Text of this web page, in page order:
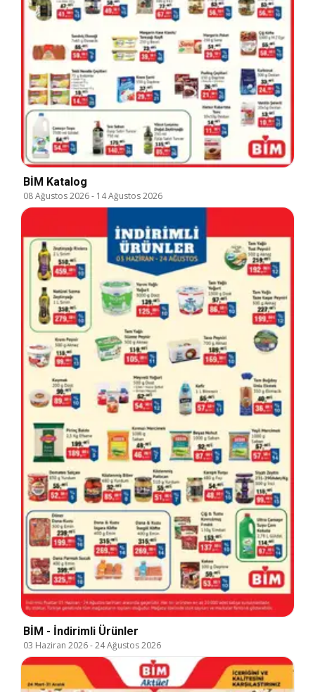
BİM Katalog
08 Ağustos 2026- 14 Ağustos 2026
BİM - İndirimli Ürünler
03 Haziran 2026-24 Ağustos 2026